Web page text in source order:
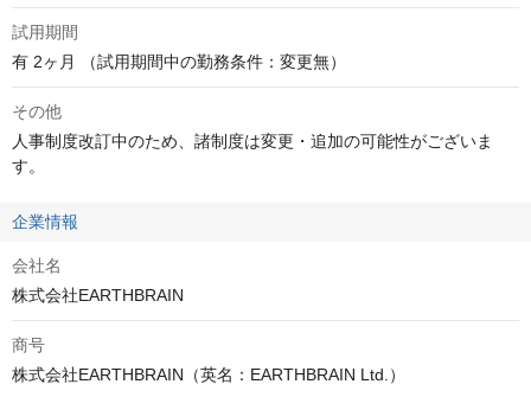
試用期間
有 2ヶ月 （試用期間中の勤務条件：変更無）
その他
人事制度改訂中のため、諸制度は変更・追加の可能性がございま
す。
企業情報
会社名
株式会社EARTHBRAIN
商号
株式会社EARTHBRAIN（英名：EARTHBRAIN Ltd.）